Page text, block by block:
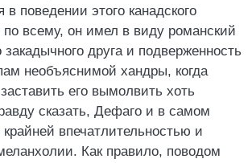
в поведении этого канадского
всему, он имел в виду романский
закадычного друга и подверженность
необъяснимой хандры, когда
его вымолвить хоть
сказать, Дефаго и в самом
впечатлительностью и
Как правило, поводом